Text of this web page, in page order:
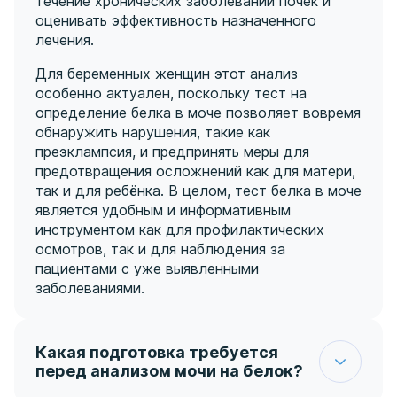
оценивать эффективность назначенного
лечения.
Для беременных женщин этот анализ
особенно актуален, поскольку тест на
определение белка в моче позволяет вовремя
обнаружить нарушения, такие как
преэклампсия, и предпринять меры для
предотвращения осложнений как для матери,
так и для ребёнка. В целом, тест белка в моче
является удобным и информативным
инструментом как для профилактических
осмотров, так и для наблюдения за
пациентами с уже выявленными
заболеваниями.
Какая подготовка требуется
перед анализом мочи на белок?